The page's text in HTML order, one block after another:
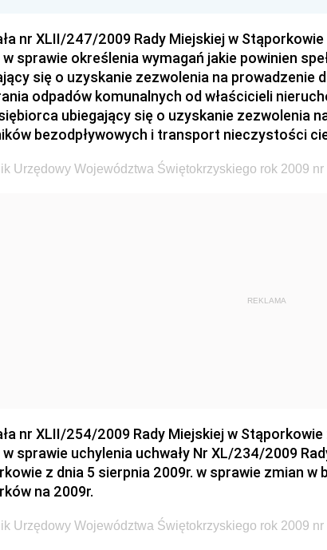
nr XLII/247/2009 Rady Miejskiej w
w sprawie określenia wymagań jakie powinien
się o uzyskanie zezwolenia na prowadzenie
odpadów komunalnych od właścicieli
ubiegający się o uzyskanie zezwolenia
bezodpływowych i transport nieczystości
Urzędowy Województwa Świętokrzyskiego rok 2009 nr
REKLAMA
nr XLII/254/2009 Rady Miejskiej w
w sprawie uchylenia uchwały Nr XL/234/2009
z dnia 5 sierpnia 2009r. w sprawie zmian w
na 2009r.
Urzędowy Województwa Świętokrzyskiego rok 2009 nr